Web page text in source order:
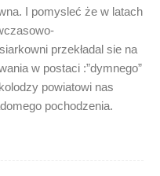
I pomysleć że w latach
przekładal sie na
w postaci :”dymnego”
powiatowi nas
pochodzenia.